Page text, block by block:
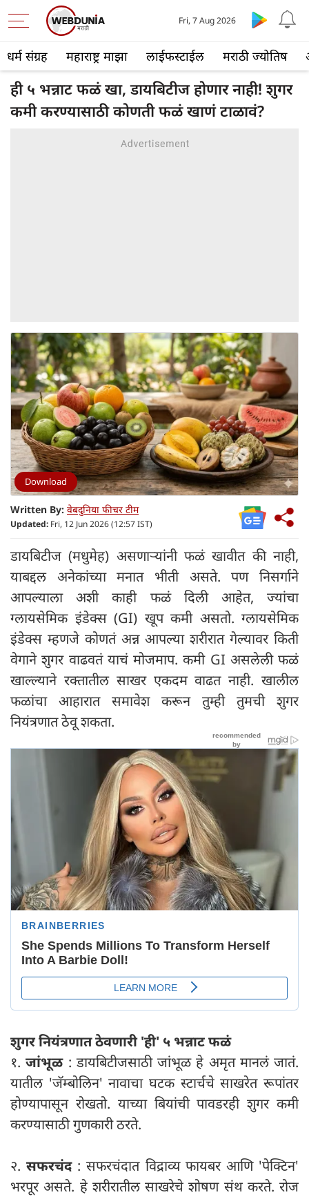
धर्म संग्रह महाराष्ट्र माझा लाईफस्टाईल मराठी ज्योतिष
Fri, 7 Aug 2026
ही ५ भन्नाट फळं खा, डायबिटीज होणार नाही! शुगर
कमी करण्यासाठी कोणती फळं खाणं टाळावं?
Download
Written By: वेबदुनिया फीचर टीम
Updated: Fri, 12 Jun 2026 (12:57 IST)
डायबिटीज (मधुमेह) असणाऱ्यांनी फळं खावीत की नाही,
याबद्दल अनेकांच्या मनात भीती असते. पण निसर्गाने
आपल्याला अशी काही फळं दिली आहेत, ज्यांचा
ग्लायसेमिक इंडेक्स (GI) खूप कमी असतो. ग्लायसेमिक
इंडेक्स म्हणजे कोणतं अन्न आपल्या शरीरात गेल्यावर किती
वेगाने शुगर वाढवतं याचं मोजमाप. कमी GI असलेली फळं
खाल्ल्याने रक्तातील साखर एकदम वाढत नाही. खालील
फळांचा आहारात समावेश करून तुम्ही तुमची शुगर
नियंत्रणात ठेवू शकता.
शुगर नियंत्रणात ठेवणारी 'ही' ५ भन्नाट फळं
१.जांभूळ : डायबिटीजसाठी जांभूळ हे अमृत मानलं जातं.
यातील 'जॅम्बोलिन' नावाचा घटक स्टार्चचे साखरेत रूपांतर
होण्यापासून रोखतो. याच्या बियांची पावडरही शुगर कमी
करण्यासाठी गुणकारी ठरते.
२.सफरचंद : सफरचंदात विद्राव्य फायबर आणि 'पेक्टिन'
भरपूर असते. हे शरीरातील साखरेचे शोषण संथ करते. रोज